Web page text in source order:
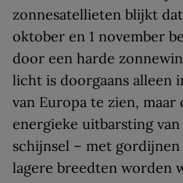
zonnesatellieten blijkt
oktober en 1 november
door een harde
licht is doorgaans alleen
van Europa te zien,
energieke uitbarsting
schijnsel – met
lagere breedten worden